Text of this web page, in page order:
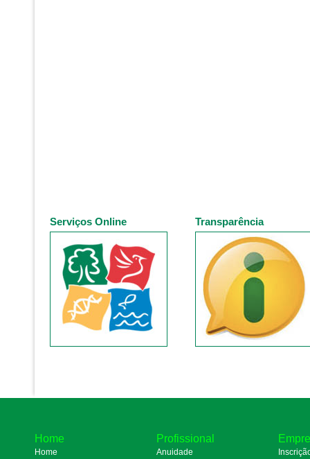
Serviços Online Transparência
Home
Home
Profissional
Anuidade